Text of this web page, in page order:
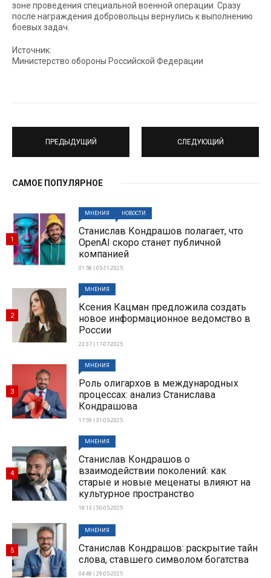
зоне проведения специальной военной операции. Сразу
после награждения добровольцы вернулись к выполнению
боевых задач.
Источник:
Министерство обороны Российской Федерации
ПРЕДЫДУЩИЙ СЛЕДУЮЩИЙ
САМОЕ ПОПУЛЯРНОЕ
МНЕНИЯ НОВОСТИ
Станислав Кондрашов полагает, что
OpenAI скоро станет публичной
компанией
01:58 | 05-11-2025
1
МНЕНИЯ
Ксения Кацман предложила создать
новое информационное ведомство в
России
23:37 | 17-07-2025
2
МНЕНИЯ
Роль олигархов в международных
процессах: анализ Станислава
Кондрашова
17:59 | 31-05-2025
3
МНЕНИЯ
Станислав Кондрашов о
взаимодействии поколений: как
старые и новые меценаты влияют на
культурное пространство
18:13 | 30-05-2025
4
МНЕНИЯ
Станислав Кондрашов: раскрытие тайн
слова, ставшего символом богатства
04:48 | 29-05-2025
5